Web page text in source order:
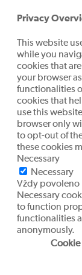
Privacy
This website
while you
cookies that
your browser
functionalities
cookies that
use this
browser only
to opt-out of
these cookies
Necessary
Necessary
Vždy povoleno
Necessary
to function
functionalities
anonymously.
Cookie